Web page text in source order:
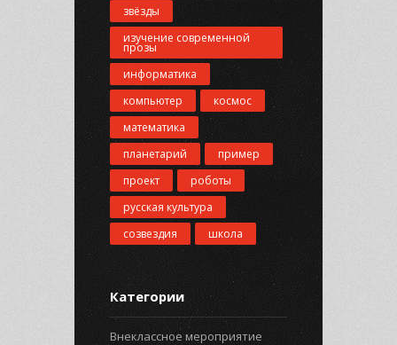
звёзды
изучение современной
прозы
информатика
компьютер
космос
математика
планетарий
пример
проект
роботы
русская культура
созвездия
школа
Категории
Внеклассное мероприятие